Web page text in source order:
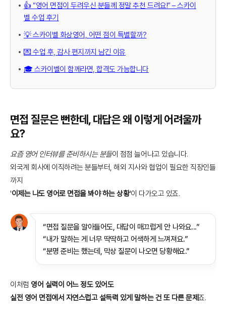
👍 “영어 면접이 두려우신 분들께 정말 추천 드려요!” – 스카이
벨 수업 후기
💡 스카이벨 화상영어, 어떤 점이 특별할까?
💌 수업 후, 감사 편지까지 남긴 이유
🎓 스카이벨이 함께라면, 합격도 가능합니다
면접 질문은 뻔한데, 대답은 왜 이렇게 어려울까
요?
요즘 영어 인터뷰를 준비하시는 분들이 점점 늘어나고 있습니다.
외국계 회사에 이직하려는 분들부터, 해외 지사와 협업이 필요한 직장인들
까지
'이제는 나도 영어로 면접을 봐야 하는 상황'이 다가오고 있죠.
“면접 질문을 알아들어도, 대답이 매끄럽게 안 나와요...”
“내가 말하는 게 너무 딱딱하고 어색하게 느껴져요.”
“분명 준비는 했는데, 막상 질문이 나오면 당황해요.”
이처럼 영어 실력이 어느 정도 있어도
실전 영어 면접에서 자연스럽고 설득력 있게 말하는 건 또 다른 문제죠.